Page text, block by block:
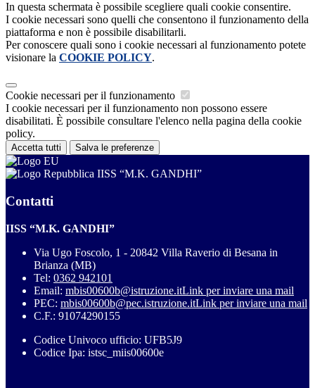
In questa schermata è possibile scegliere quali cookie consentire.
I cookie necessari sono quelli che consentono il funzionamento della
piattaforma e non è possibile disabilitarli.
Per conoscere quali sono i cookie necessari al funzionamento potete
visionare la COOKIE POLICY.
Cookie necessari per il funzionamento
I cookie necessari per il funzionamento non possono essere
disabilitati. È possibile consultare l'elenco nella pagina della cookie
policy.
Accetta tutti Salva le preferenze
IISS “M.K. GANDHI”
Contatti
IISS “M.K. GANDHI”
Via Ugo Foscolo, 1 - 20842 Villa Raverio di Besana in
Brianza (MB)
Tel: 0362 942101
Email: mbis00600b@istruzione.itLink per inviare una mail
PEC: mbis00600b@pec.istruzione.itLink per inviare una mail
C.F.: 91074290155
Codice Univoco ufficio: UFB5J9
Codice Ipa: istsc_miis00600e